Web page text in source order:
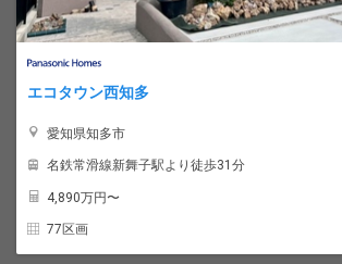
エコタウン西知多
愛知県知多市
名鉄常滑線新舞子駅より徒歩31分
4,890万円〜
77区画